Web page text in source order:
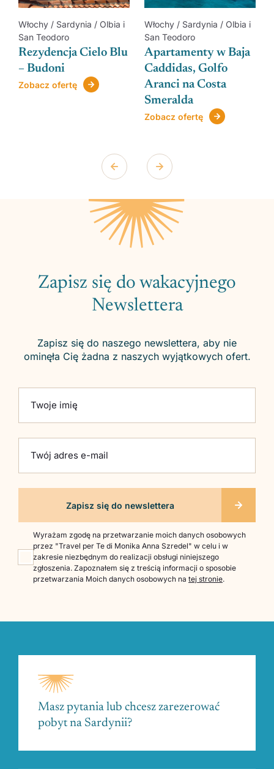
Włochy / Sardynia / Olbia i
San Teodoro
Rezydencja Cielo Blu
– Budoni
Zobacz ofertę
Włochy / Sardynia / Olbia i
San Teodoro
Apartamenty w Baja
Caddidas, Golfo
Aranci na Costa
Smeralda
Zobacz ofertę
Zapisz się do wakacyjnego
Newslettera
Zapisz się do naszego newslettera, aby nie
ominęła Cię żadna z naszych wyjątkowych ofert.
Twoje imię
Twój adres e-mail
Wyrażam zgodę na przetwarzanie moich danych osobowych
przez "Travel per Te di Monika Anna Szredel" w celu i w
zakresie niezbędnym do realizacji obsługi niniejszego
zgłoszenia. Zapoznałem się z treścią informacji o sposobie
przetwarzania Moich danych osobowych na tej stronie.
Masz pytania lub chcesz zarezerować
pobyt na Sardynii?